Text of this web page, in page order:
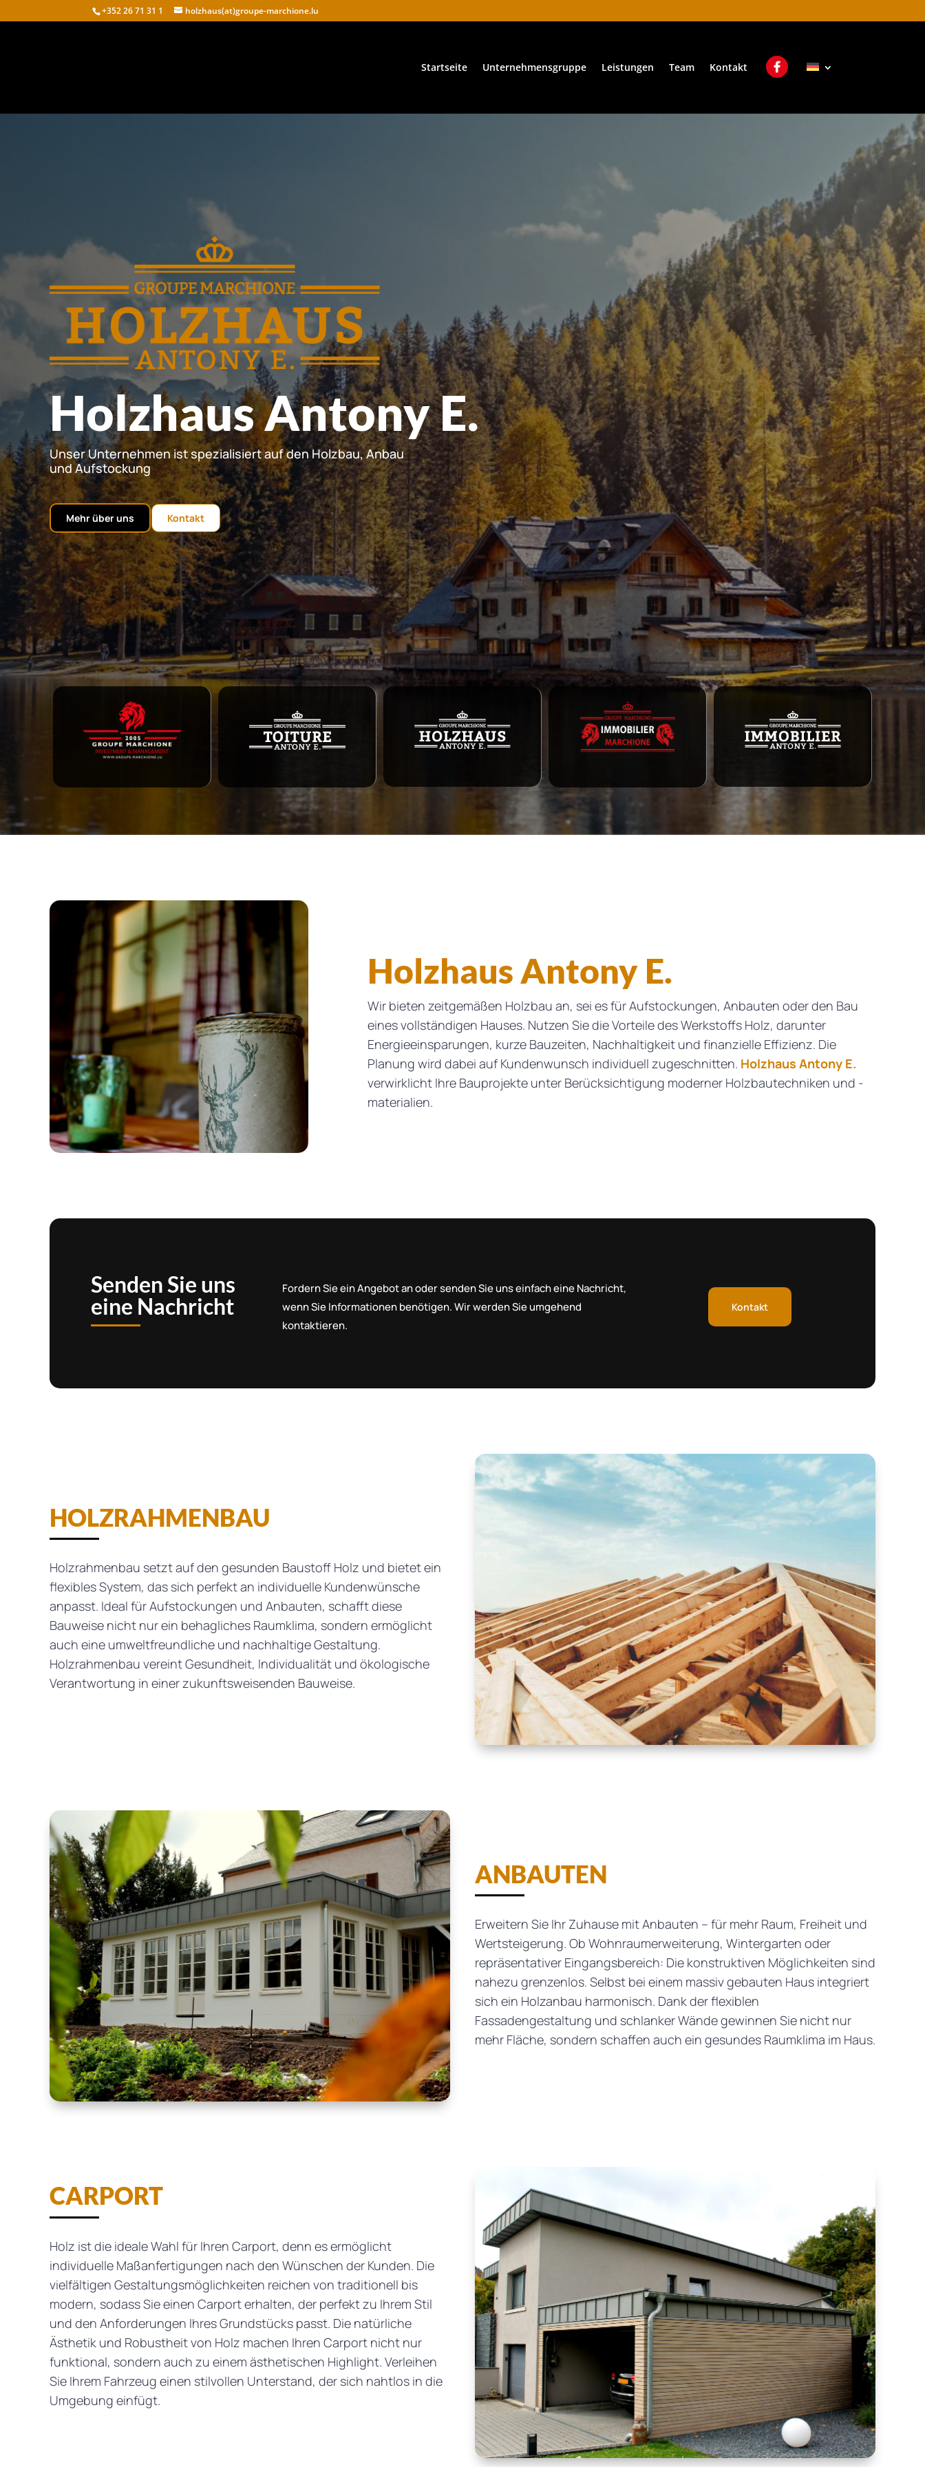
+352 26 71 31 1 holzhaus(at)groupe-marchione.lu
Startseite Unternehmensgruppe Leistungen Team Kontakt
Holzhaus Antony E.
Unser Unternehmen ist spezialisiert auf den Holzbau, Anbau
und Aufstockung
Mehr über uns Kontakt
Holzhaus Antony E.
Wir bieten zeitgemäßen Holzbau an, sei es für Aufstockungen, Anbauten oder den Bau
eines vollständigen Hauses. Nutzen Sie die Vorteile des Werkstoffs Holz, darunter
Energieeinsparungen, kurze Bauzeiten, Nachhaltigkeit und finanzielle Effizienz. Die
Planung wird dabei auf Kundenwunsch individuell zugeschnitten. Holzhaus Antony E.
verwirklicht Ihre Bauprojekte unter Berücksichtigung moderner Holzbautechniken und -
materialien.
Senden Sie uns
eine Nachricht
Fordern Sie ein Angebot an oder senden Sie uns einfach eine Nachricht,
wenn Sie Informationen benötigen. Wir werden Sie umgehend
kontaktieren.
Kontakt
HOLZRAHMENBAU
Holzrahmenbau setzt auf den gesunden Baustoff Holz und bietet ein
flexibles System, das sich perfekt an individuelle Kundenwünsche
anpasst. Ideal für Aufstockungen und Anbauten, schafft diese
Bauweise nicht nur ein behagliches Raumklima, sondern ermöglicht
auch eine umweltfreundliche und nachhaltige Gestaltung.
Holzrahmenbau vereint Gesundheit, Individualität und ökologische
Verantwortung in einer zukunftsweisenden Bauweise.
ANBAUTEN
Erweitern Sie Ihr Zuhause mit Anbauten – für mehr Raum, Freiheit und
Wertsteigerung. Ob Wohnraumerweiterung, Wintergarten oder
repräsentativer Eingangsbereich: Die konstruktiven Möglichkeiten sind
nahezu grenzenlos. Selbst bei einem massiv gebauten Haus integriert
sich ein Holzanbau harmonisch. Dank der flexiblen
Fassadengestaltung und schlanker Wände gewinnen Sie nicht nur
mehr Fläche, sondern schaffen auch ein gesundes Raumklima im Haus.
CARPORT
Holz ist die ideale Wahl für Ihren Carport, denn es ermöglicht
individuelle Maßanfertigungen nach den Wünschen der Kunden. Die
vielfältigen Gestaltungsmöglichkeiten reichen von traditionell bis
modern, sodass Sie einen Carport erhalten, der perfekt zu Ihrem Stil
und den Anforderungen Ihres Grundstücks passt. Die natürliche
Ästhetik und Robustheit von Holz machen Ihren Carport nicht nur
funktional, sondern auch zu einem ästhetischen Highlight. Verleihen
Sie Ihrem Fahrzeug einen stilvollen Unterstand, der sich nahtlos in die
Umgebung einfügt.